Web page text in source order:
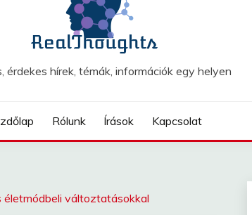
érdekes hírek, témák, információk egy helyen
Rólunk Írások Kapcsolat
változtatásokkal